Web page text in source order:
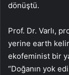
dönüştü.
Prof. Dr. Varlı,
yerine earth
ekofeminist bir
“Doğanın yok